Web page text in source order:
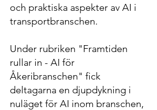
och praktiska aspekter av AI i
transportbranschen.
Under rubriken "Framtiden
rullar in - AI för
Åkeribranschen" fick
deltagarna en djupdykning i
nuläget för AI inom branschen,